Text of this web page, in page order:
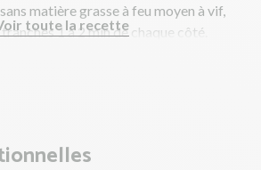
matière grasse à feu moyen à vif,
1 à 2 min de chaque côté.
toute la recette